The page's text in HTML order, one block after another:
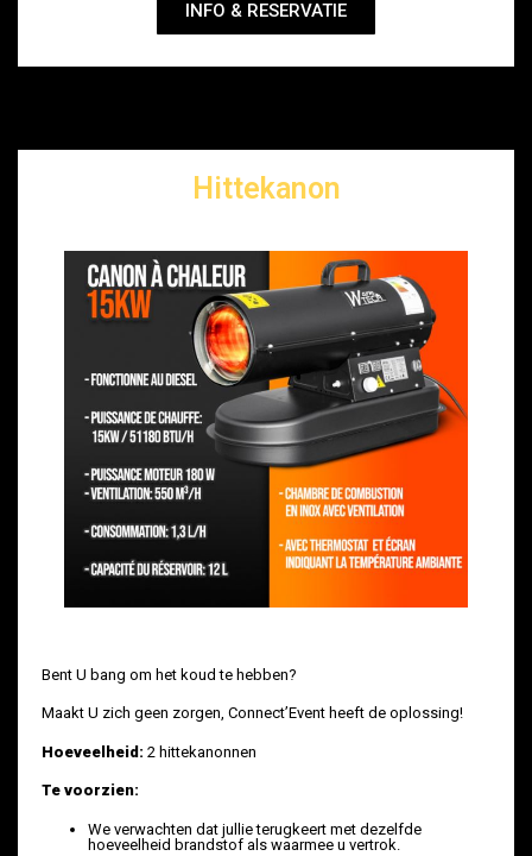
INFO & RESERVATIE
Hittekanon
Bent U bang om het koud te hebben?
Maakt U zich geen zorgen, Connect’Event heeft de oplossing!
Hoeveelheid: 2 hittekanonnen
Te voorzien:
We verwachten dat jullie terugkeert met dezelfde
hoeveelheid brandstof als waarmee u vertrok.